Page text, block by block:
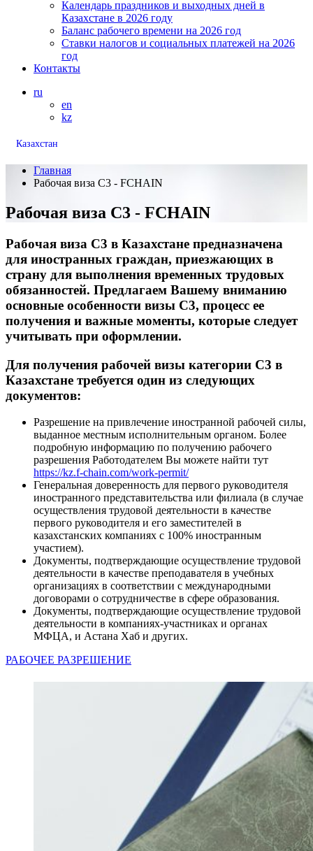
Календарь праздников и выходных дней в
Казахстане в 2026 году
Баланс рабочего времени на 2026 год
Ставки налогов и социальных платежей на 2026
год
Контакты
ru
en
kz
Казахстан
Главная
Рабочая виза С3 - FCHAIN
Рабочая виза С3 - FCHAIN
Рабочая виза C3 в Казахстане предназначена
для иностранных граждан, приезжающих в
страну для выполнения временных трудовых
обязанностей. Предлагаем Вашему вниманию
основные особенности визы C3, процесс ее
получения и важные моменты, которые следует
учитывать при оформлении.
Для получения рабочей визы категории С3 в
Казахстане требуется один из следующих
документов:
Разрешение на привлечение иностранной рабочей силы,
выданное местным исполнительным органом. Более
подробную информацию по получению рабочего
разрешения Работодателем Вы можете найти тут
https://kz.f-chain.com/work-permit/
Генеральная доверенность для первого руководителя
иностранного представительства или филиала (в случае
осуществления трудовой деятельности в качестве
первого руководителя и его заместителей в
казахстанских компаниях с 100% иностранным
участием).
Документы, подтверждающие осуществление трудовой
деятельности в качестве преподавателя в учебных
организациях в соответствии с международными
договорами о сотрудничестве в сфере образования.
Документы, подтверждающие осуществление трудовой
деятельности в компаниях-участниках и органах
МФЦА, и Астана Хаб и других.
РАБОЧЕЕ РАЗРЕШЕНИЕ